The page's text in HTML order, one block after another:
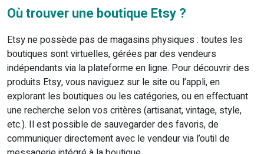
Où trouver une boutique Etsy ?
Etsy ne possède pas de magasins physiques : toutes les
boutiques sont virtuelles, gérées par des vendeurs
indépendants via la plateforme en ligne. Pour découvrir des
produits Etsy, vous naviguez sur le site ou l’appli, en
explorant les boutiques ou les catégories, ou en effectuant
une recherche selon vos critères (artisanat, vintage, style,
etc.). Il est possible de sauvegarder des favoris, de
communiquer directement avec le vendeur via l’outil de